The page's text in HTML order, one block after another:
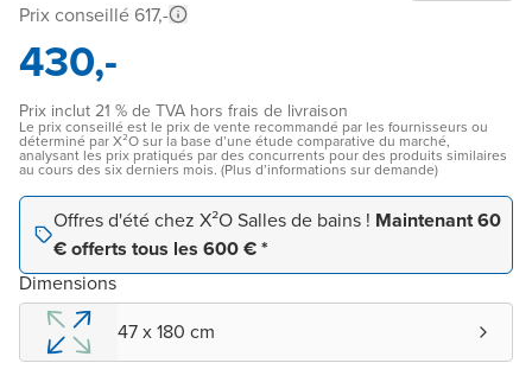
Prix conseillé 617,-
430,-
Prix inclut 21 % de TVA hors frais de livraison
Le prix conseillé est le prix de vente recommandé par les fournisseurs ou
déterminé par X²O sur la base d’une étude comparative du marché,
analysant les prix pratiqués par des concurrents pour des produits similaires
au cours des six derniers mois. (Plus d’informations sur demande)
Offres d'été chez X²O Salles de bains ! Maintenant 60
€ offerts tous les 600 € *
Dimensions
47 x 180 cm